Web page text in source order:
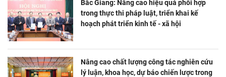
Bắc Giang: Nâng cao hiệu quả phối hợp
trong thực thi pháp luật, triển khai kế
hoạch phát triển kinh tế - xã hội
Nâng cao chất lượng công tác nghiên cứu
lý luận, khoa học, dự báo chiến lược trong